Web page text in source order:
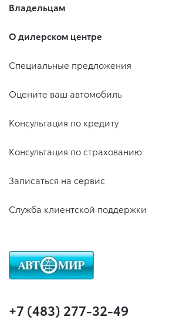
Владельцам
О дилерском центре
Специальные предложения
Оцените ваш автомобиль
Консультация по кредиту
Консультация по страхованию
Записаться на сервис
Служба клиентской поддержки
+7 (483) 277-32-49